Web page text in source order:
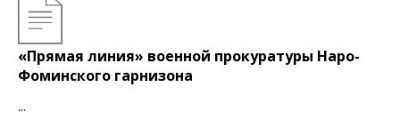
«Прямая линия» военной прокуратуры Наро-
Фоминского гарнизона
...